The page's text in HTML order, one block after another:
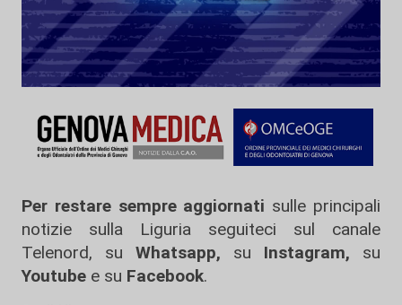
Per restare sempre aggiornati sulle principali
notizie sulla Liguria seguiteci sul canale
Telenord, su
Whatsapp, su Instagram, su
Youtube e su Facebook.